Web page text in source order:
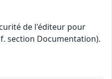
de l'éditeur pour
section Documentation).